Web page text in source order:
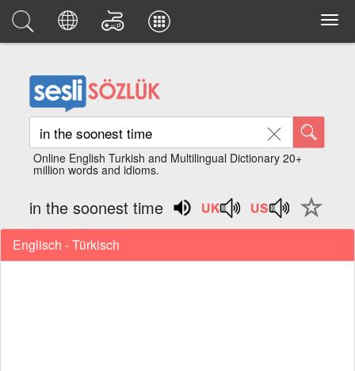
Online English Turkish and Multilingual Dictionary 20+
million words and idioms.
in the soonest time
Englisch - Türkisch